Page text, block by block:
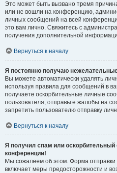
Это может быть вызвано тремя
или не вошли на конференцию,
личных сообщений на всей
это вам лично. Свяжитесь с
получения дополнительной
Вернуться к началу
Я постоянно получаю
Вы можете автоматически удалять
используя правила для сообщений в
получаете оскорбительные личные
пользователя, отправьте жалобы на
запретить пользователю отправку
Вернуться к началу
Я получил спам или оскорбительный
конференции!
Мы сожалеем об этом. Форма
включает меры предосторожности и